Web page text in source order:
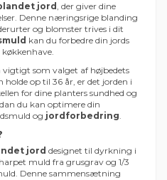
jord , der giver dine
Denne næringsrige blanding
og blomster trives i dit
kan du forbedre din jords
vigtigt som valget af højbedets
op til 36 år, er det jorden i
for dine planters sundhed og
du kan optimere din
og jordforbedring
jord designet til dyrkning i
muld fra grusgrav og 1/3
Denne sammensætning